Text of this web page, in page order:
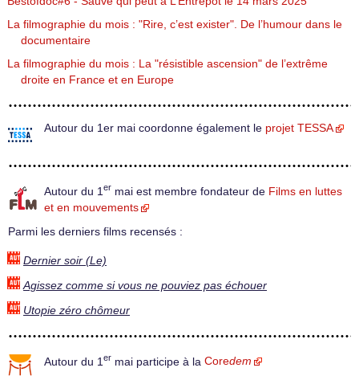
La filmographie du mois : "Rire, c’est exister". De l’humour dans le
documentaire
La filmographie du mois : La "résistible ascension" de l’extrême
droite en France et en Europe
Autour du 1er mai coordonne également le projet TESSA
Autour du 1 er mai est membre fondateur de Films en luttes
et en mouvements
Parmi les derniers films recensés :
Dernier soir (Le)
Agissez comme si vous ne pouviez pas échouer
Utopie zéro chômeur
Autour du 1 er mai participe à la Coredem